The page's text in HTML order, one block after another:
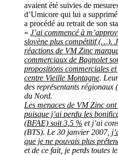
avaient été suivies de
d’Umicore qui lui a
a procédé au retrait de son
« J’ai commencé à
slovène plus compétitif (…).
réactions de VM Zinc
commerciaux de Bagnolet
propositions commerciales
centre Vieille Montagne.
des représentants régionaux
du Nord.
Les menaces de VM Zinc
puisque j’ai perdu les
(BFAE) soit 3,5 % et j’ai
(BTS). Le 30 janvier 2007,
que je ne pouvais plus
et de ce fait, je perds toutes